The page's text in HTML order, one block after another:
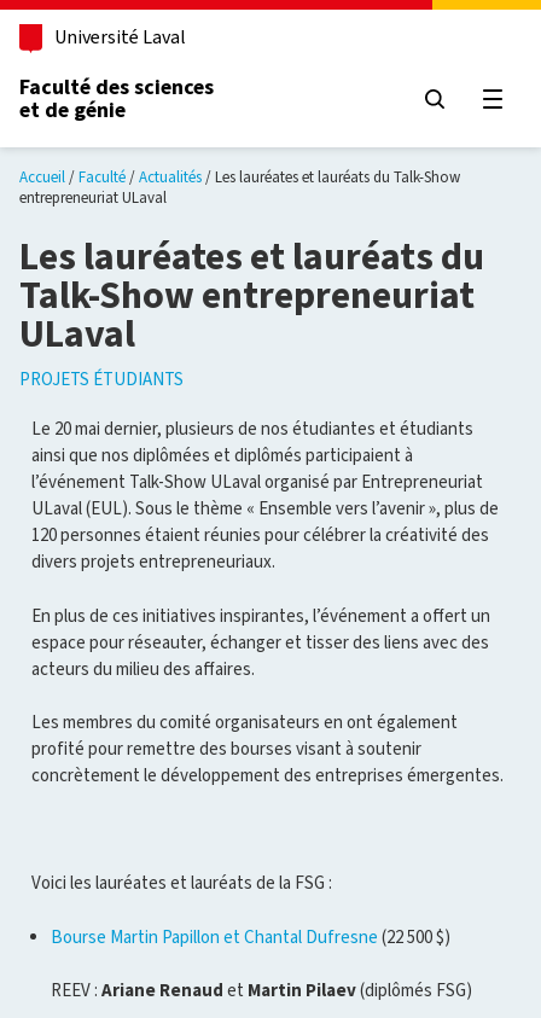
Aller au contenu principal
Université Laval
Faculté des sciences
et de génie
Accueil Faculté Actualités
Les lauréates et lauréats du Talk-Show
entrepreneuriat ULaval
Les lauréates et lauréats du
Talk-Show entrepreneuriat
ULaval
PROJETS ÉTUDIANTS
Le 20 mai dernier, plusieurs de nos étudiantes et étudiants
ainsi que nos diplômées et diplômés participaient à
l’événement Talk-Show ULaval organisé par Entrepreneuriat
ULaval (EUL). Sous le thème « Ensemble vers l’avenir », plus de
120 personnes étaient réunies pour célébrer la créativité des
divers projets entrepreneuriaux.
En plus de ces initiatives inspirantes, l’événement a offert un
espace pour réseauter, échanger et tisser des liens avec des
acteurs du milieu des affaires.
Les membres du comité organisateurs en ont également
profité pour remettre des bourses visant à soutenir
concrètement le développement des entreprises émergentes.
Voici les lauréates et lauréats de la FSG :
Bourse Martin Papillon et Chantal Dufresne (22 500 $)
REEV : Ariane Renaud et Martin Pilaev(diplômés FSG)